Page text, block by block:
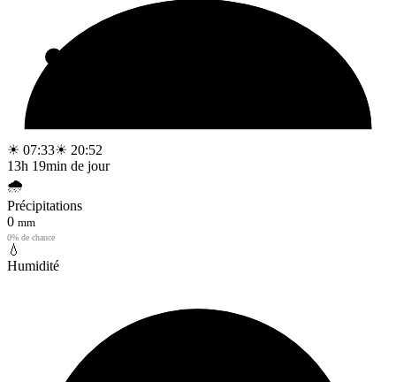
☀ 07:33☀ 20:52
13h 19min de jour
🌧️
Précipitations
0 mm
0% de chance
💧
Humidité